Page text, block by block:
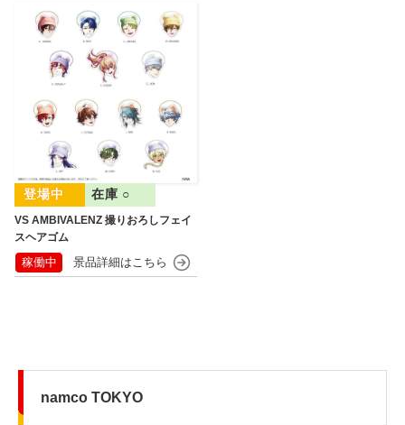
VS AMBIVALENZ 撮りおろしフェイ
スヘアゴム
在庫 ○
稼働中
namco TOKYO